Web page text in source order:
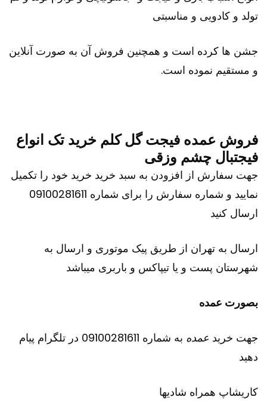
تولد و کادویی و مناسبتی
جشن ها کرده است و همچنین فروش آن به صورت آنلاین
و مستقیم نموده است.
فروش عمده فیجت گل کلم خرید تک انواع
فیجتبال چشم وزقی
جهت سفارش از افزودن به سبد خرید خرید خود را تکمیل
نمایید و شماره سفارش را برای شماره 09100281611
ارسال کنید
ارسال به تهران از طریق پیک موتوری و ارسال به
شهرستان پست و یا تیپاکس و باربری میباشد
بصورت عمده
جهت خرید عمده
به شماره 09100281611 در تلگرام پیام
دهید
کاریشاپ همراه شادیها